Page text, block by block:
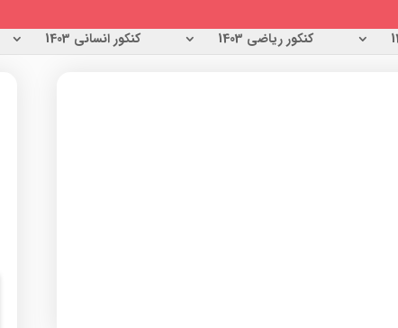
کنکور ریاضی 1403 کنکور انسانی 1403